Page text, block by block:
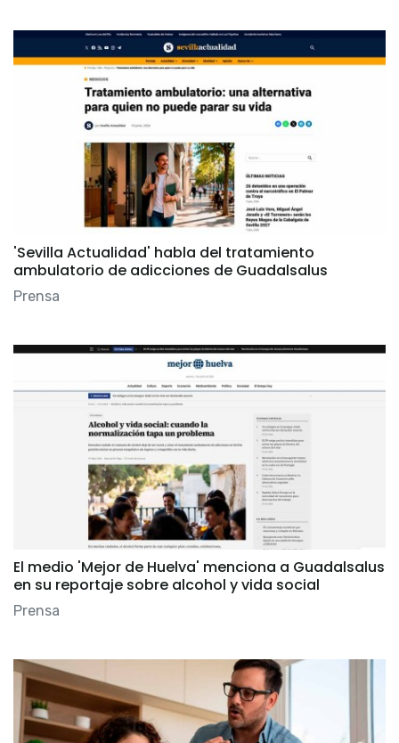
'Sevilla Actualidad' habla del tratamiento
ambulatorio de adicciones de Guadalsalus
Prensa
El medio 'Mejor de Huelva' menciona a Guadalsalus
en su reportaje sobre alcohol y vida social
Prensa